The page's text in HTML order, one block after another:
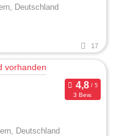
Deutschland
17
3 Bew.
Deutschland